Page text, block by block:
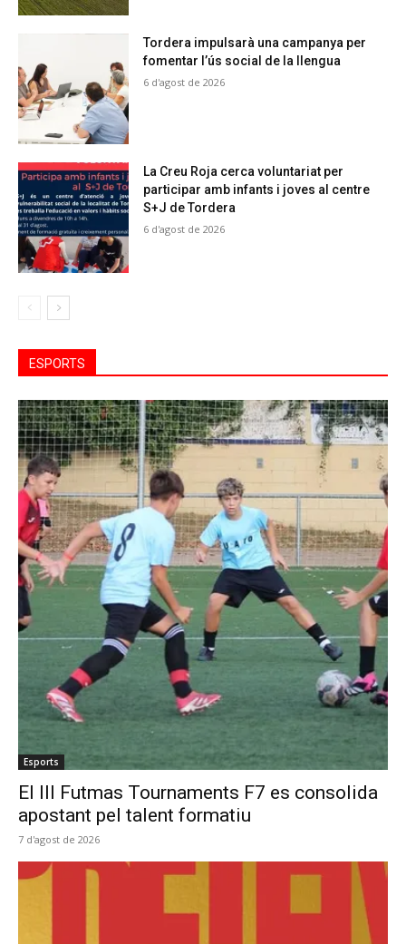
Tordera impulsarà una campanya per
fomentar l’ús social de la llengua
6 d'agost de 2026
La Creu Roja cerca voluntariat per
participar amb infants i joves al centre
S+J de Tordera
6 d'agost de 2026
ESPORTS
Esports
El III Futmas Tournaments F7 es consolida
apostant pel talent formatiu
7 d'agost de 2026